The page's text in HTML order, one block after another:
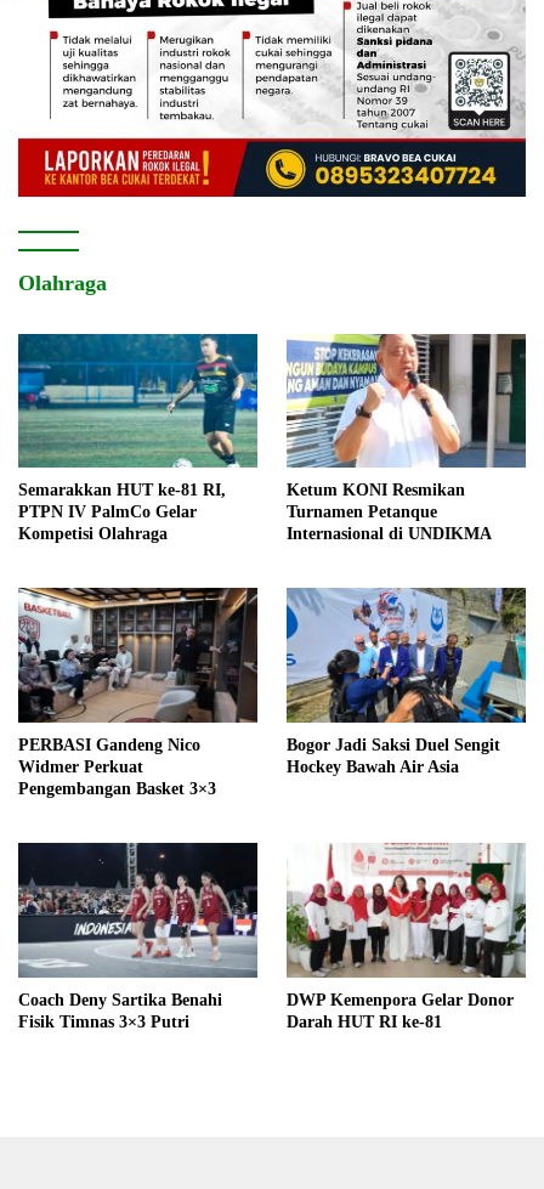
Olahraga
Semarakkan HUT ke-81 RI,
PTPN IV PalmCo Gelar
Kompetisi Olahraga
Ketum KONI Resmikan
Turnamen Petanque
Internasional di UNDIKMA
PERBASI Gandeng Nico
Widmer Perkuat
Pengembangan Basket 3×3
Bogor Jadi Saksi Duel Sengit
Hockey Bawah Air Asia
Coach Deny Sartika Benahi
Fisik Timnas 3×3 Putri
DWP Kemenpora Gelar Donor
Darah HUT RI ke-81